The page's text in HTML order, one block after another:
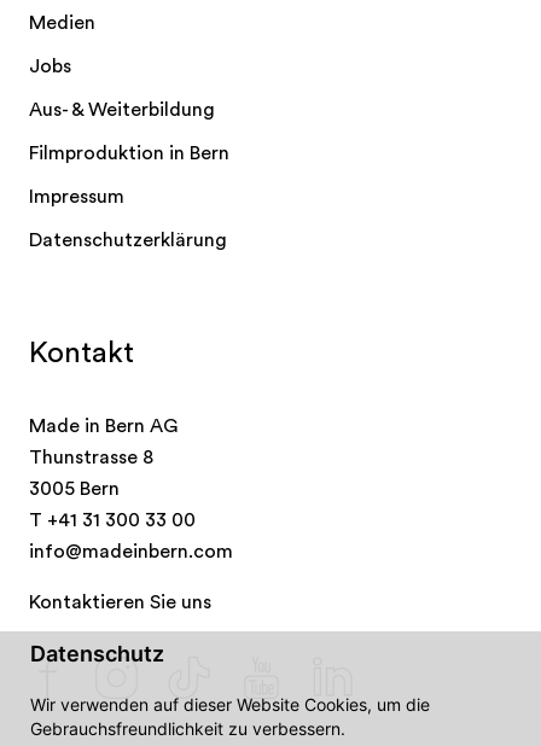
Kontakt
Made in Bern AG
Thunstrasse 8
3005 Bern
T +41 31 300 33 00
info@madeinbern.com
Kontaktieren Sie uns
Medien
Jobs
Aus- & Weiterbildung
Filmproduktion in Bern
Impressum
Datenschutzerklärung
Datenschutz
Wir verwenden auf dieser Website Cookies, um die
Gebrauchsfreundlichkeit zu verbessern.